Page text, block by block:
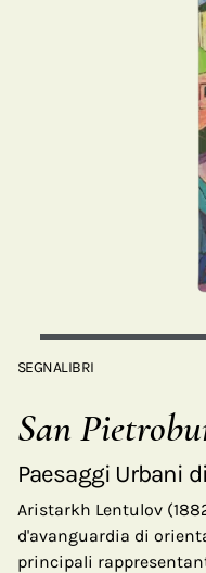
SEGNALIBRI
San
Paesaggi Urbani
Aristarkh Lentulov
d'avanguardia di
principali